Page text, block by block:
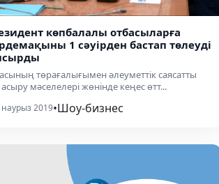
көпбалалы отбасыларға
1 сәуірден бастап төлеуді
төрағалығымен әлеуметтік саясатты
асыру мәселелері жөнінде кеңес өтт...
2019•Шоу-бизнес